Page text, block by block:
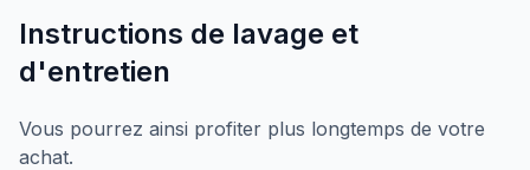
Instructions de lavage et
d'entretien
Vous pourrez ainsi profiter plus longtemps de votre
achat.